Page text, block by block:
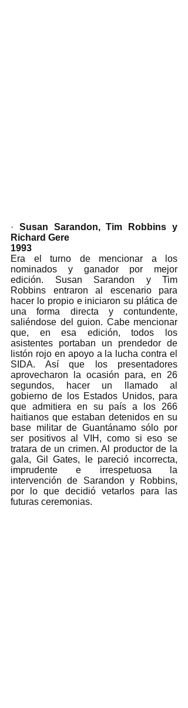
· Susan Sarandon, Tim Robbins y
Richard Gere
1993
Era el turno de mencionar a los
nominados y ganador por mejor
edición. Susan Sarandon y Tim
Robbins entraron al escenario para
hacer lo propio e iniciaron su plática de
una forma directa y contundente,
saliéndose del guion. Cabe mencionar
que, en esa edición, todos los
asistentes portaban un prendedor de
listón rojo en apoyo a la lucha contra el
SIDA. Así que los presentadores
aprovecharon la ocasión para, en 26
segundos, hacer un llamado al
gobierno de los Estados Unidos, para
que admitiera en su país a los 266
haitianos que estaban detenidos en su
base militar de Guantánamo sólo por
ser positivos al VIH, como si eso se
tratara de un crimen. Al productor de la
gala, Gil Gates, le pareció incorrecta,
imprudente e irrespetuosa la
intervención de Sarandon y Robbins,
por lo que decidió vetarlos para las
futuras ceremonias.